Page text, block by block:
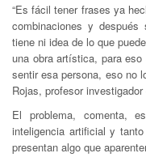
“Es fácil tener frases ya
combinaciones y
tiene ni idea de lo que
una obra artística, para
sentir esa persona, eso no
Rojas, profesor
El problema, comenta,
inteligencia artificial y
presentan algo que